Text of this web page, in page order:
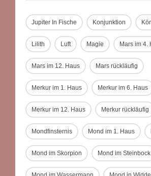
Jupiter In Fische Konjunktion
Lilith Luft Magie Mars im 4.
Mars im 12. Haus Mars rückläufig
Merkur im 1. Haus Merkur im 6. Haus
Merkur im 12. Haus Merkur rückläufig
Mondfinsternis Mond im 1. Haus
Mond im Skorpion Mond im Steinbock